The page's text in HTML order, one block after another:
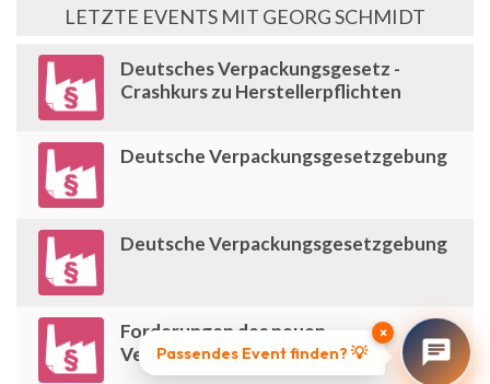
LETZTE EVENTS MIT GEORG SCHMIDT
Deutsches Verpackungsgesetz -
Crashkurs zu Herstellerpflichten
Deutsche Verpackungsgesetzgebung
Deutsche Verpackungsgesetzgebung
Forderungen des neuen
Verpackungsgesetzes
×
Passendes Event finden? 💡